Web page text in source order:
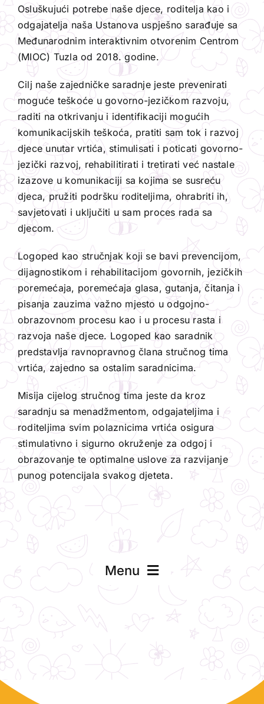
Osluškujući potrebe naše djece, roditelja kao i
odgajatelja naša Ustanova uspješno sarađuje sa
Međunarodnim interaktivnim otvorenim Centrom
(MIOC) Tuzla od 2018. godine.
Cilj naše zajedničke saradnje jeste prevenirati
moguće teškoće u govorno-jezičkom razvoju,
raditi na otkrivanju i identifikaciji mogućih
komunikacijskih teškoća, pratiti sam tok i razvoj
djece unutar vrtića, stimulisati i poticati govorno-
jezički razvoj, rehabilitirati i tretirati već nastale
izazove u komunikaciji sa kojima se susreću
djeca, pružiti podršku roditeljima, ohrabriti ih,
savjetovati i uključiti u sam proces rada sa
djecom.
Logoped kao stručnjak koji se bavi prevencijom,
dijagnostikom i rehabilitacijom govornih, jezičkih
poremećaja, poremećaja glasa, gutanja, čitanja i
pisanja zauzima važno mjesto u odgojno-
obrazovnom procesu kao i u procesu rasta i
razvoja naše djece. Logoped kao saradnik
predstavlja ravnopravnog člana stručnog tima
vrtića, zajedno sa ostalim saradnicima.
Misija cijelog stručnog tima jeste da kroz
saradnju sa menadžmentom, odgajateljima i
roditeljima svim polaznicima vrtića osigura
stimulativno i sigurno okruženje za odgoj i
obrazovanje te optimalne uslove za razvijanje
punog potencijala svakog djeteta.
Menu